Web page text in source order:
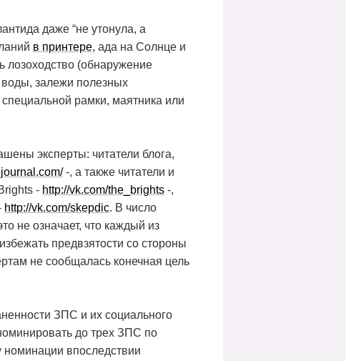
даже “не утонула, а
в принтере, ада на Солнце и
лозоходство (обнаружение
воды, залежи полезных
рамки, маятника или
эксперты: читатели блога,
-, а также читатели и
- http://vk.com/the_brights -,
http://vk.com/skepdic. В число
не означает, что каждый из
предвзятости со стороны
не сообщалась конечная цель
ЗПС и их социального
до трех ЗПС по
впоследствии